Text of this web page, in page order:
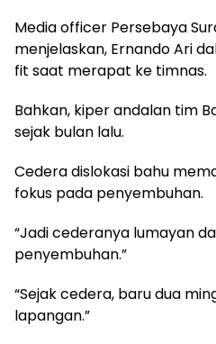
Media officer Persebaya
menjelaskan, Ernando Ari
fit saat merapat ke timnas.
Bahkan, kiper andalan tim
sejak bulan lalu.
Cedera dislokasi bahu
fokus pada penyembuhan.
“Jadi cederanya lumayan
penyembuhan.”
“Sejak cedera, baru dua
lapangan.”